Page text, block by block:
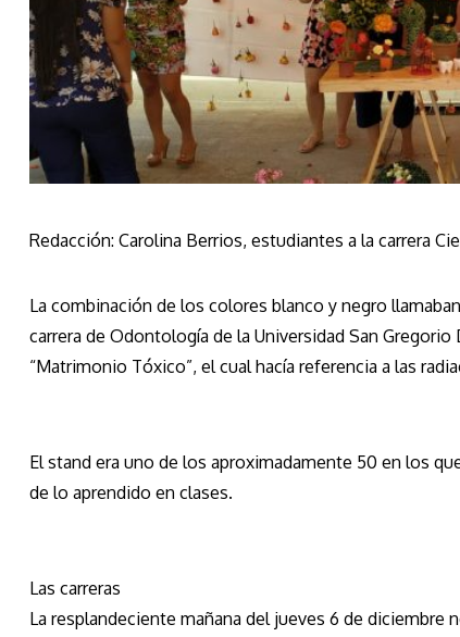
Redacción: Carolina Berrios, estudiantes a la carrera
La combinación de los colores blanco y negro
carrera de Odontología de la Universidad San
“Matrimonio Tóxico”, el cual hacía referencia a las
El stand era uno de los aproximadamente 50 en los
de lo aprendido en clases.
Las carreras
La resplandeciente mañana del jueves 6 de